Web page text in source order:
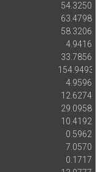
54.3250
63.4798
58.3206
4.9416
33.7856
154.9493
4.9596
12.6274
29.0958
10.4192
0.5962
7.0570
0.1717